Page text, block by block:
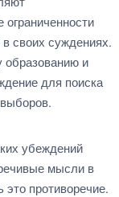
ограниченности
в своих суждениях.
образованию и
для поиска
убеждений
мысли в
это противоречие.